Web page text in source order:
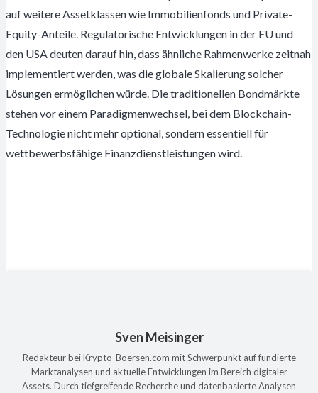
auf weitere Assetklassen wie Immobilienfonds und Private-
Equity-Anteile. Regulatorische Entwicklungen in der EU und
den USA deuten darauf hin, dass ähnliche Rahmenwerke zeitnah
implementiert werden, was die globale Skalierung solcher
Lösungen ermöglichen würde. Die traditionellen Bondmärkte
stehen vor einem Paradigmenwechsel, bei dem Blockchain-
Technologie nicht mehr optional, sondern essentiell für
wettbewerbsfähige Finanzdienstleistungen wird.
Sven Meisinger
Redakteur bei Krypto-Boersen.com mit Schwerpunkt auf fundierte
Marktanalysen und aktuelle Entwicklungen im Bereich digitaler
Assets. Durch tiefgreifende Recherche und datenbasierte Analysen